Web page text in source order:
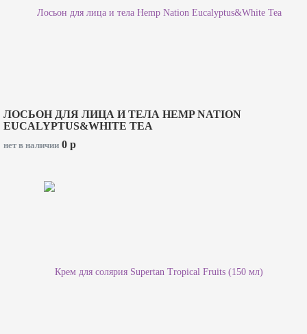
ЛОСЬОН ДЛЯ ЛИЦА И ТЕЛА HEMP NATION
EUCALYPTUS&WHITE TEA
нет в наличии 0 p